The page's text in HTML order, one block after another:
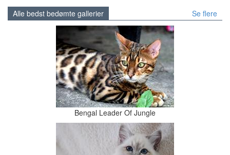
Alle bedst bedømte gallerier Se flere
Bengal Leader Of Jungle